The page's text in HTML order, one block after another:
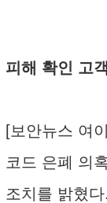
피해 확인 고
[보안뉴스 여
코드 은폐 의
조치를 밝혔다.